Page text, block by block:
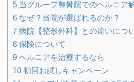
5 当グループ整骨院でのヘルニア
6 なぜ？当院が選ばれるのか？
7 病院【整形外科】との違いにつ
8 保険について
9 ヘルニアを治療するなら
10 初回お試しキャンペーン